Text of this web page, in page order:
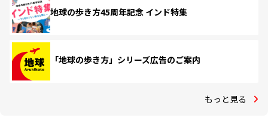
地球の歩き方45周年記念 インド特集
「地球の歩き方」シリーズ広告のご案内
もっと見る